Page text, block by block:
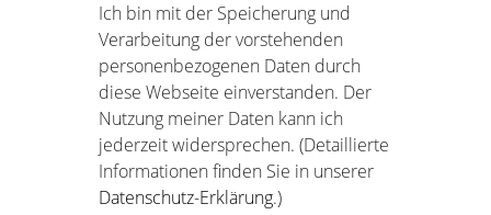
Ich bin mit der Speicherung und
Verarbeitung der vorstehenden
personenbezogenen Daten durch
diese Webseite einverstanden. Der
Nutzung meiner Daten kann ich
jederzeit widersprechen. (Detaillierte
Informationen finden Sie in unserer
Datenschutz-Erklärung.)